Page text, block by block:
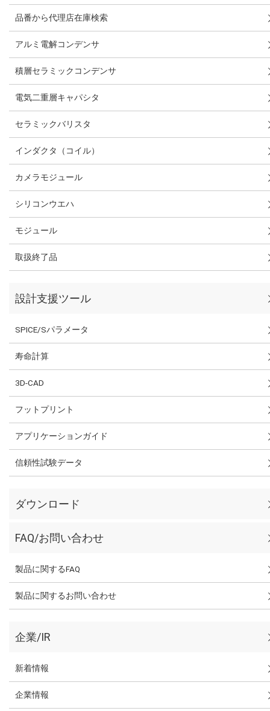
品番から代理店在庫検索
アルミ電解コンデンサ
積層セラミックコンデンサ
電気二重層キャパシタ
セラミックバリスタ
インダクタ（コイル）
カメラモジュール
シリコンウエハ
モジュール
取扱終了品
設計支援ツール
SPICE/Sパラメータ
寿命計算
3D-CAD
フットプリント
アプリケーションガイド
信頼性試験データ
ダウンロード
FAQ/お問い合わせ
製品に関するFAQ
製品に関するお問い合わせ
企業/IR
新着情報
企業情報